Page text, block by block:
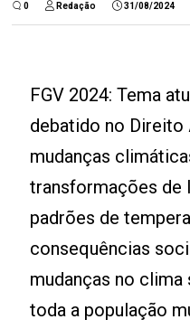
0 Redação 31/08/2024
FGV 2024: Tema
debatido no Direito
mudanças
transformações de
padrões de
consequências
mudanças no
toda a população